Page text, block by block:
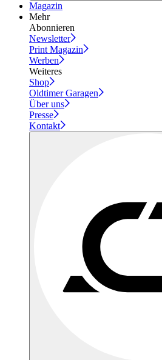
Magazin
Mehr
Abonnieren
Newsletter
Print Magazin
Werben
Weiteres
Shop
Oldtimer Garagen
Über uns
Presse
Kontakt